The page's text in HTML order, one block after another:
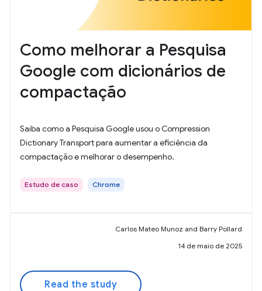
Como melhorar a Pesquisa
Google com dicionários de
compactação
Saiba como a Pesquisa Google usou o Compression
Dictionary Transport para aumentar a eficiência da
compactação e melhorar o desempenho.
Estudo de caso Chrome
Carlos Mateo Munoz and Barry Pollard
14 de maio de 2025
Read the study